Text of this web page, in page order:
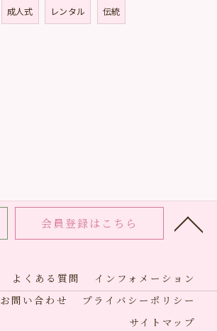
成人式 レンタル 伝統
会員登録はこちら
よくある質問
インフォメーション
お問い合わせ
プライバシーポリシー
サイトマップ